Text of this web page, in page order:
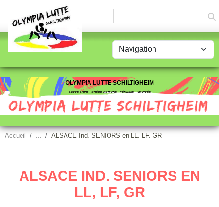
OLYMPIA LUTTE SCHILTIGHEIM
LUTTE LIBRE - GRÉCO-ROMAINE - FÉMININE - ADAPTÉE
Accueil ALSACE Ind. SENIORS en LL, LF, GR
ALSACE IND. SENIORS EN
LL, LF, GR
Panneau de gestion des cookies